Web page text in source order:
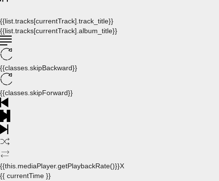
{{list.tracks[currentTrack].track_title}}
{{list.tracks[currentTrack].album_title}}
{{classes.skipBackward}}
{{classes.skipForward}}
{{this.mediaPlayer.getPlaybackRate()}}X
{{ currentTime }}